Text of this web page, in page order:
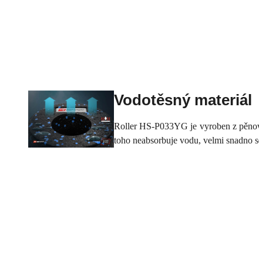
Vodotěsný materiál
Roller HS-P033YG je vyroben z
toho neabsorbuje vodu, velmi snadno